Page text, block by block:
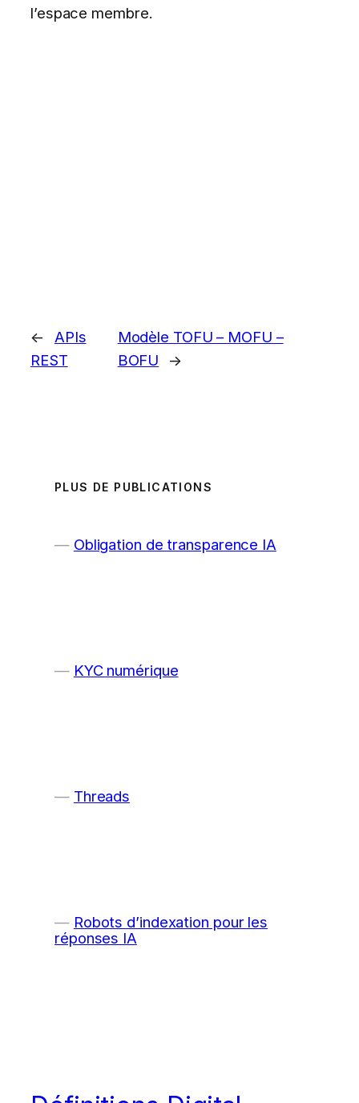
l’espace membre.
←
APIs
REST
Modèle TOFU – MOFU –
BOFU
→
PLUS DE PUBLICATIONS
Obligation de transparence IA
KYC numérique
Threads
Robots d’indexation pour les
réponses IA